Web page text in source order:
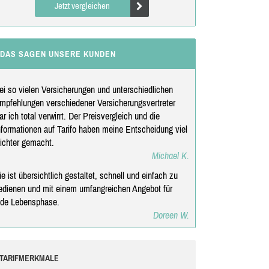
Jetzt vergleichen
DAS SAGEN UNSERE KUNDEN
so vielen Versicherungen und unterschiedlichen
verschiedener Versicherungsvertreter
ich total verwirrt. Der Preisvergleich und die
auf Tarifo haben meine Entscheidung viel
gemacht.
Michael K.
ist übersichtlich gestaltet, schnell und einfach zu
und mit einem umfangreichen Angebot für
Lebensphase.
Doreen W.
TARIFMERKMALE